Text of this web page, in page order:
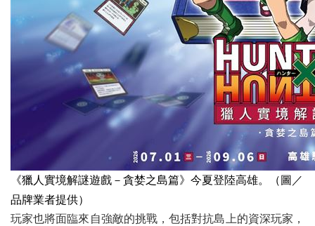
《獵人實境解謎遊戲－貪婪之島篇》今夏登陸高雄。（圖／
品牌業者提供）
玩家也將面臨來自強敵的挑戰，包括對抗島上的資深玩家，